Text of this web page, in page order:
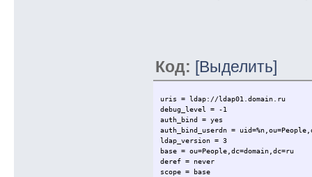
Код: [Выделить]
uris = ldap://ldap01.domain.ru
debug_level = -1
auth_bind = yes
auth_bind_userdn =
ldap_version = 3
base = ou=People,dc=domain,dc=ru
deref = never
scope = base